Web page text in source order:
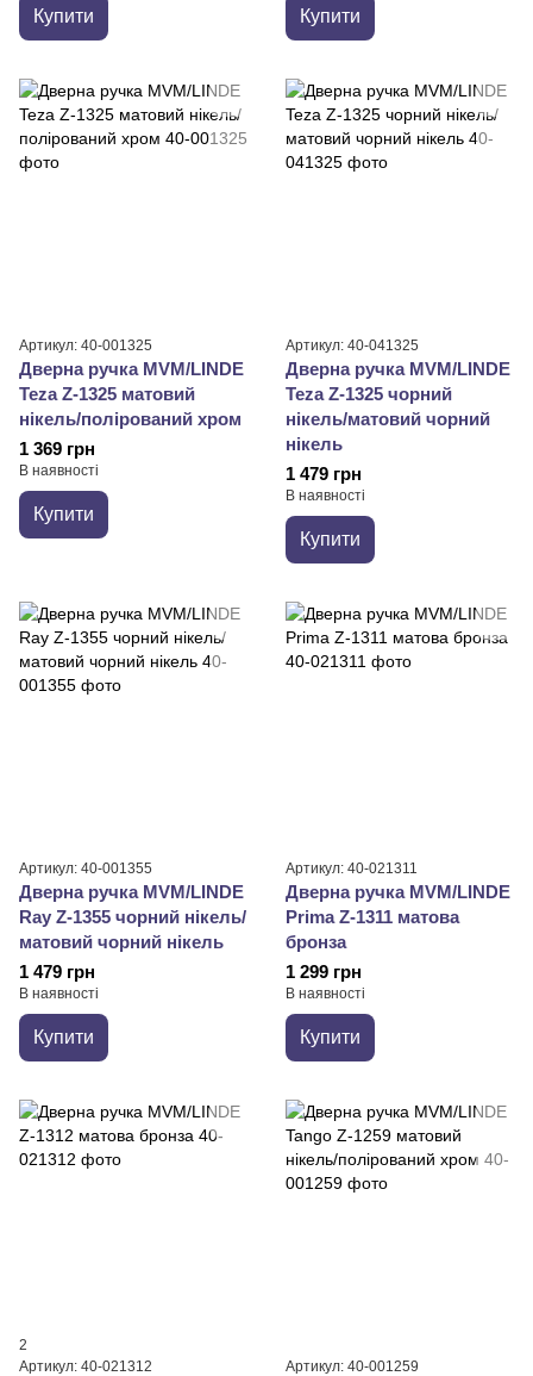
Купити Купити
Артикул: 40-001325
Дверна ручка MVM/LINDE
Teza Z-1325 матовий
нікель/полірований хром
1 369 грн
В наявності
Купити
Артикул: 40-041325
Дверна ручка MVM/LINDE
Teza Z-1325 чорний
нікель/матовий чорний
нікель
1 479 грн
В наявності
Купити
Артикул: 40-001355
Дверна ручка MVM/LINDE
Ray Z-1355 чорний нікель/
матовий чорний нікель
1 479 грн
В наявності
Купити
Артикул: 40-021311
Дверна ручка MVM/LINDE
Prima Z-1311 матова
бронза
1 299 грн
В наявності
Купити
2
Артикул: 40-021312
Артикул: 40-001259